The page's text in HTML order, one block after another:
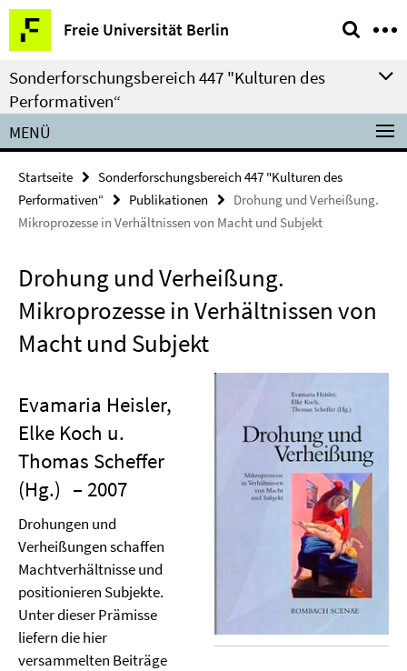
Springe
direkt
zu
Inhalt
Freie Universität Berlin
Service-
Navigation
Sonderforschungsbereich 447 "Kulturen des
Performativen“
MENÜ
Startseite
Sonderforschungsbereich 447 "Kulturen des
Performativen“
Publikationen
Drohung und Verheißung.
Mikroprozesse in Verhältnissen von Macht und Subjekt
Drohung und Verheißung.
Mikroprozesse in Verhältnissen von
Macht und Subjekt
Evamaria Heisler,
Elke Koch u.
Thomas Scheffer
(Hg.) – 2007
Drohungen und
Verheißungen schaffen
Machtverhältnisse und
positionieren Subjekte.
Unter dieser Prämisse
liefern die hier
versammelten Beiträge